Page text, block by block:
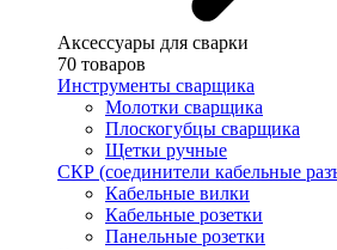
Аксессуары для сварки
70 товаров
Инструменты сварщика
Молотки сварщика
Плоскогубцы сварщика
Щетки ручные
СКР (соединители кабельные
Кабельные вилки
Кабельные розетки
Панельные розетки